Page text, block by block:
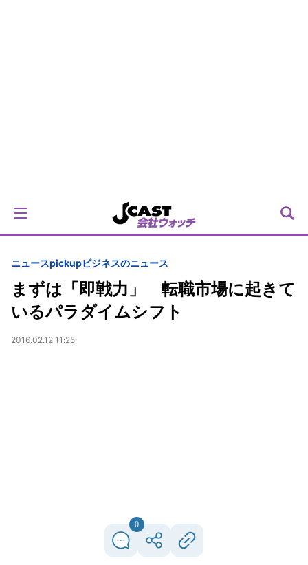
ニュースpickupビジネスのニュース
まずは「即戦力」 転職市場に起きて
いるパラダイムシフト
2016.02.12 11:25
0